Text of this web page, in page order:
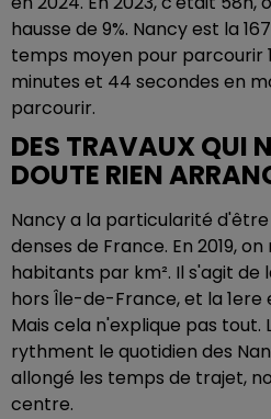
hausse de 9%. Nancy est la
temps moyen pour parcourir
minutes et 44 secondes en
parcourir.
DES TRAVAUX QUI
DOUTE RIEN
Nancy a la particularité d'être
denses de France. En 2019,
habitants par km². Il s'agit de
hors Île-de-France, et la 1ere
Mais cela n'explique pas tout.
rythment le quotidien des
allongé les temps de trajet,
centre.